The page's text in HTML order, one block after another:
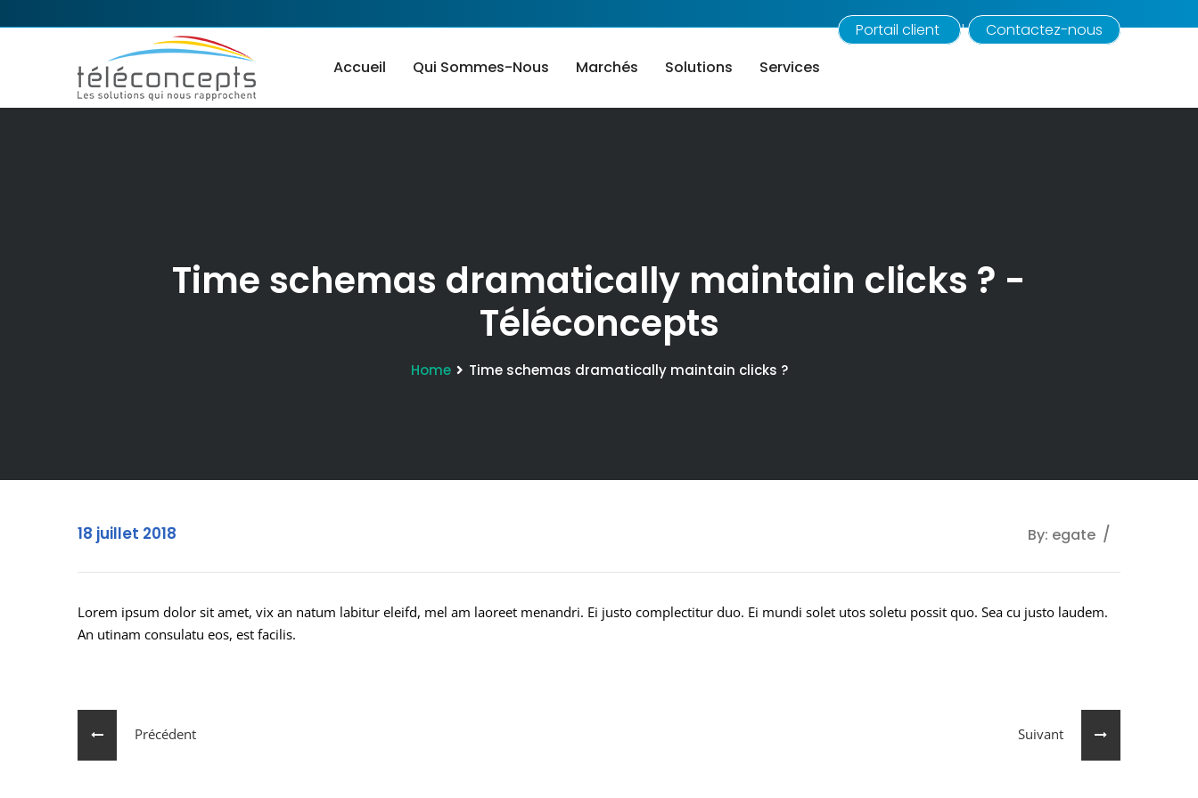
Portail client |
Contactez-nous
Accueil
Qui Sommes-Nous Marchés Solutions Services
Time schemas dramatically maintain clicks ? -
Téléconcepts
Home Time schemas dramatically maintain clicks ?
18 juillet 2018 By: egate
Lorem ipsum dolor sit amet, vix an natum labitur eleifd, mel am laoreet menandri. Ei justo complectitur duo. Ei mundi solet utos soletu possit quo. Sea cu justo laudem.
An utinam consulatu eos, est facilis.
Précédent Suivant